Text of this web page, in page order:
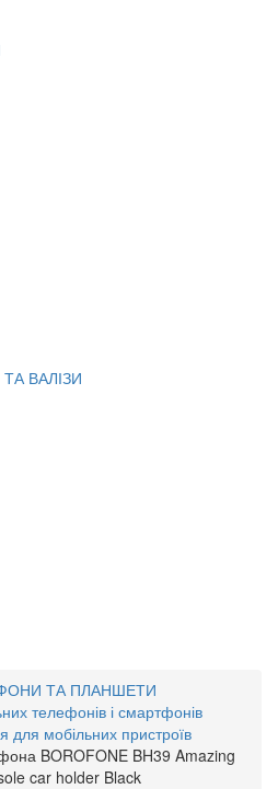
ВАЛІЗИ
ТА ПЛАНШЕТИ
телефонів і смартфонів
для мобільних пристроїв
BOROFONE BH39 Amazing
car holder Black